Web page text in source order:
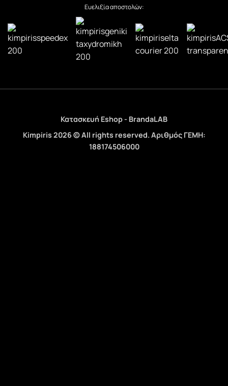
Ευελιξία αποστολών:
Κατασκευή Eshop - BrandaLAB
Kimpiris 2026 © All rights reserved. Αριθμός ΓΕΜΗ:
188174506000